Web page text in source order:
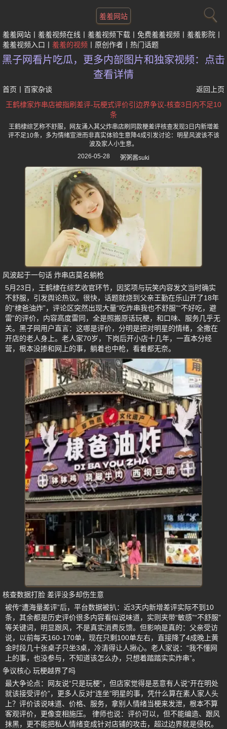
羞羞网站
羞羞网站 羞羞视频在线 羞羞视频下载 免费羞羞视频
羞羞影院
羞羞视频入口
羞羞的视频 原创作者 热门话题
黑子网看片吃瓜，更多内部图片和独家视频：点击
查看详情
首页 百家杂谈
返回上页
王鹤棣家炸串店被指刷差评-玩梗式评价引边界争议-核查3日内不足10
条
王鹤棣综艺称不舒服，网友涌入其父炸串店刷同款梗差评核查发现3日内新增差
评不足10条，多为情绪宣泄而非真实体验生意降4成引发讨论：明星风波该不该
波及家人小生意。
2026-05-28
粥粥酱suki
风波起于一句话 炸串店莫名躺枪
5月23日，王鹤棣在综艺收官环节，因奖项与玩笑内容发文当时确实
不舒服，引发舆论热议。很快，话题就烧到父亲王勤在乐山开了18年
的“棣爸油炸”，评论区突然出现大量“吃炸串我也不舒服”“不好吃，避
雷”的评价，内容高度雷同，全是照搬原话玩梗，和口味、服务几乎无
关。黑子网用户直言：这哪是评价，分明是把对明星的情绪，全撒在
开店的老人身上。老人家70岁，下岗后开小店十几年，一直本分经
营，根本没掺和网上的事，躺着也中枪，看着都无奈。
核查数据打脸 差评没多却伤生意
被传“遭海量差评”后，平台数据被扒：近3天内新增差评实际不到10
条，其余都是历史评价很多内容看似说味道，实则夹带“敏感”“不舒服”
等关键词，明显跟风，不是真实消费反馈。但影响是真的：父亲受访
说，以前每天160-170单，现在只剩100单左右，直接降了4成晚上黄
金时段几十张桌子只坐3桌，冷清得让人揪心。老人家说：“我不懂网
上的事，也没参与，不知道该怎么办，只想着踏踏实实炸串”。
争议核心 玩梗越界了吗
最大争论点：网友说“只是玩梗”，但店家觉得是恶意有人说“开在明处
就该接受评价”，更多人反对“连坐”明星的事，凭什么算在素人家人头
上？评价该说味道、价格、服务，拿别人情绪当梗来发泄，根本不算
客观评价，更像变相施压。 律师也说：评价可以，但不能编造、跟风
抹黑，更不能把私人情绪变成针对店铺的攻击，超过边界就是侵权。